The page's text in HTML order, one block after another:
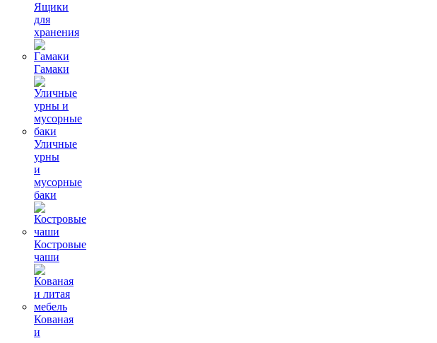
Ящики
для
хранения
Гамаки
Уличные
урны
и
мусорные
баки
Костровые
чаши
Кованая
и